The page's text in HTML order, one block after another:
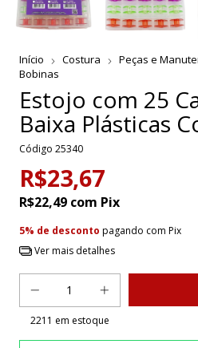
Início Costura Peças e
Bobinas
Estojo com 25
Baixa Plásticas
Código 25340
R$23,67
R$22,49 com Pix
5% de desconto pagando com Pix
Ver mais detalhes
2211 em estoque